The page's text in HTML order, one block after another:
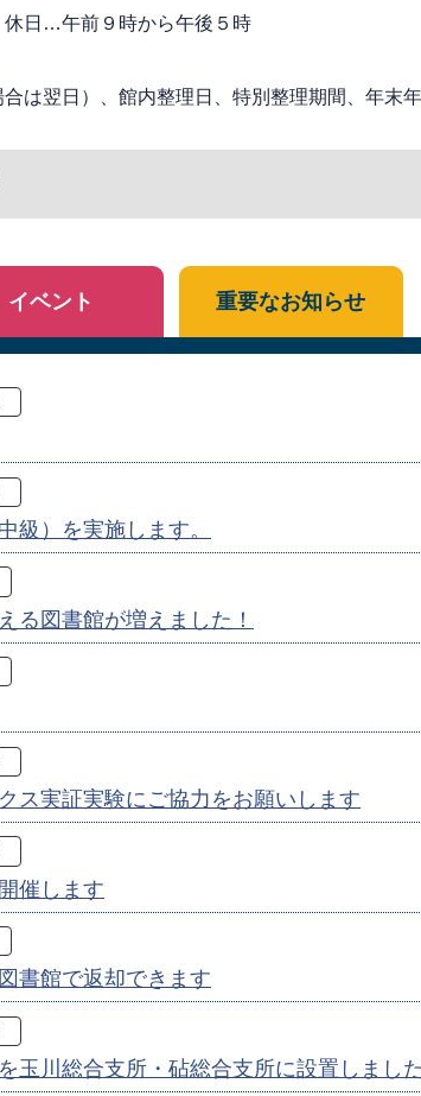
休日…午前９時から午後５時
は翌日）、館内整理日、特別整理期間、年末
級）を実施します。
る図書館が増えました！
ス実証実験にご協力をお願いします
催します
書館で返却できます
玉川総合支所・砧総合支所に設置しました
イベント 重要なお知らせ